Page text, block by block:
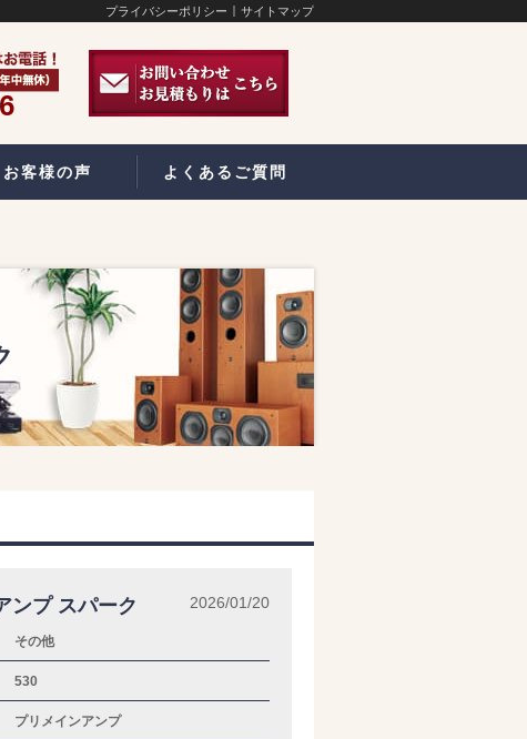
プライバシーポリシー サイトマップ
お客様の声 よくあるご質問
ンプ スパーク 2026/01/20
その他
530
プリメインアンプ